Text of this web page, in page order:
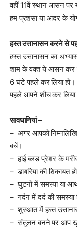
वहीं 11वें स्थान आसन पर
हम प्रशंसा या आदर के
हस्त उत्तानासन करने से
हस्त उत्तानासन का
शाम के वक्त ये आसन कर
6 घंटे पहले कर लिया
पहले आपने शौच कर लिया
सावधानियां –
– अगर आपको
बचें।
– हाई ब्लड प्रेशर के
– डायरिया की शिकायत
– घुटनों में समस्या या
– गर्दन में दर्द की
– शुरुआत में हस्त
– संतुलन बनने पर आप